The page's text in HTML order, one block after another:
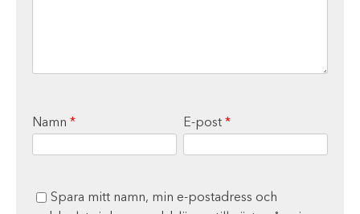
Namn * E-post *
Spara mitt namn, min e-postadress och